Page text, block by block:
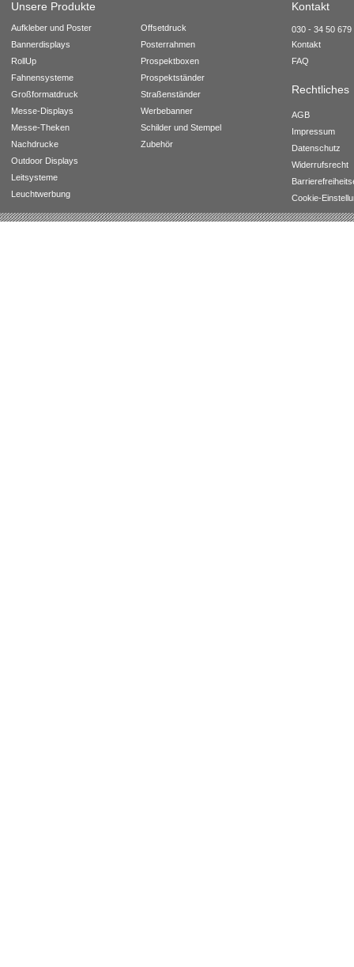
Unsere Produkte Kontakt
Aufkleber und Poster
Bannerdisplays
RollUp
Fahnensysteme
Großformatdruck
Messe-Displays
Messe-Theken
Nachdrucke
Outdoor Displays
Leitsysteme
Leuchtwerbung
Offsetdruck
Posterrahmen
Prospektboxen
Prospektständer
Straßenständer
Werbebanner
Schilder und Stempel
Zubehör
030 - 34 50 679
Kontakt
FAQ
Rechtliches
AGB
Impressum
Datenschutz
Widerrufsrecht
Cookie-